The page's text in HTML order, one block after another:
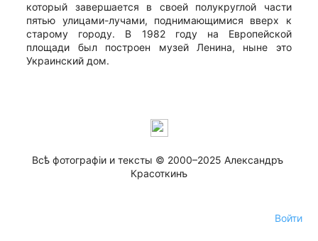
который завершается в своей полукруглой части
пятью улицами-лучами, поднимающимися вверх к
старому городу. В 1982 году на Европейской
площади был построен музей Ленина, ныне это
Украинский дом.
Всѣ фотографiи и тексты © 2000–2025 Александръ
Красоткинъ
Войти